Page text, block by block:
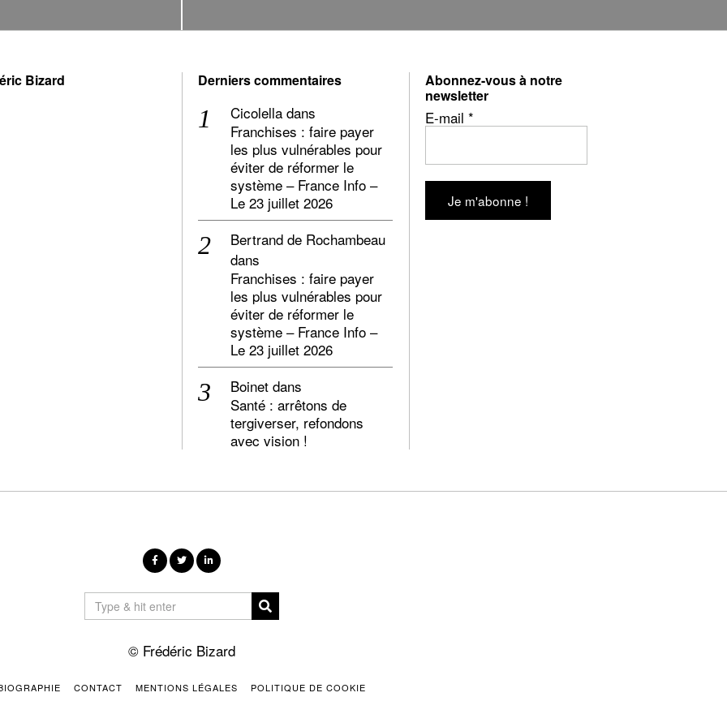
Bizard Derniers commentaires
Cicolella dans
Franchises : faire payer
les plus vulnérables pour
éviter de réformer le
système – France Info –
Le 23 juillet 2026
Bertrand de Rochambeau
dans
Franchises : faire payer
les plus vulnérables pour
éviter de réformer le
système – France Info –
Le 23 juillet 2026
Boinet dans
Santé : arrêtons de
tergiverser, refondons
avec vision !
Abonnez-vous à notre
newsletter
E-mail *
© Frédéric Bizard
CONTACT MENTIONS LÉGALES POLITIQUE DE COOKIE